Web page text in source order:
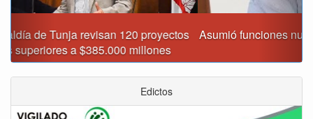
Asumió funciones nuevo secretario de Medio Ambiente de
Tunja
Edictos